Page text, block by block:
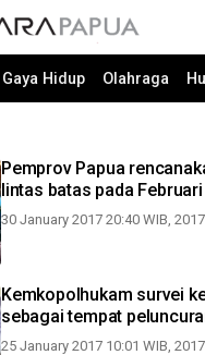
Gaya Hidup Olahraga
Pemprov Papua
lintas batas pada Februari
30 January 2017 20:40 WIB, 2017
Kemkopolhukam survei
sebagai tempat
25 January 2017 10:01 WIB, 2017